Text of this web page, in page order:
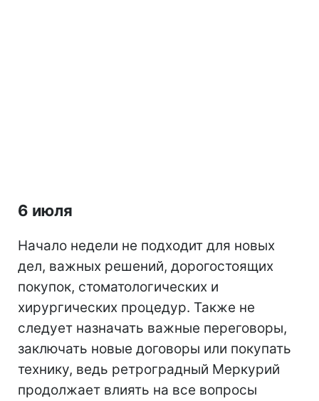
6 июля
Начало недели не подходит для новых
дел, важных решений, дорогостоящих
покупок, стоматологических и
хирургических процедур. Также не
следует назначать важные переговоры,
заключать новые договоры или покупать
технику, ведь ретроградный Меркурий
продолжает влиять на все вопросы